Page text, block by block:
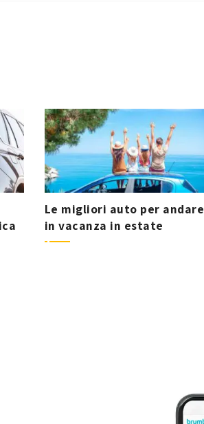
Le migliori auto per andare
in vacanza in estate